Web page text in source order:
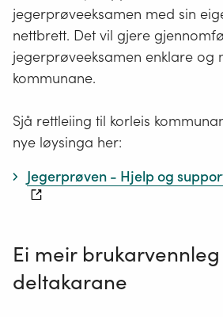
jegerprøveeksamen med sin
nettbrett. Det vil gjere
jegerprøveeksamen enklare og
kommunane.
Sjå rettleiing til korleis
nye løysinga her:
Jegerprøven - Hjelp og
Ei meir
deltakarane